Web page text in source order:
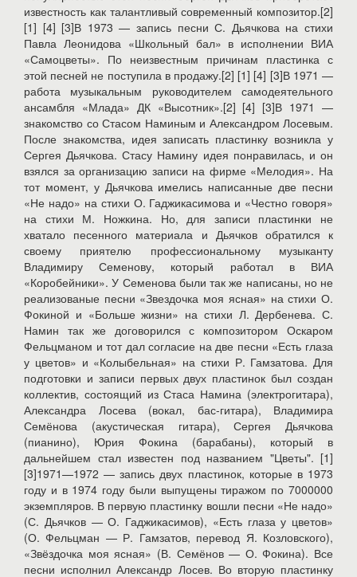
известность как талантливый современный композитор.[2]
[1] [4] [3]В 1973 — запись песни С. Дьячкова на стихи
Павла Леонидова «Школьный бал» в исполнении ВИА
«Самоцветы». По неизвестным причинам пластинка с
этой песней не поступила в продажу.[2] [1] [4] [3]В 1971 —
работа музыкальным руководителем самодеятельного
ансамбля «Млада» ДК «Высотник».[2] [4] [3]В 1971 —
знакомство со Стасом Наминым и Александром Лосевым.
После знакомства, идея записать пластинку возникла у
Сергея Дьячкова. Стасу Намину идея понравилась, и он
взялся за организацию записи на фирме «Мелодия». На
тот момент, у Дьячкова имелись написанные две песни
«Не надо» на стихи О. Гаджикасимова и «Честно говоря»
на стихи М. Ножкина. Но, для записи пластинки не
хватало песенного материала и Дьячков обратился к
своему приятелю профессиональному музыканту
Владимиру Семенову, который работал в ВИА
«Коробейники». У Семенова были так же написаны, но не
реализованые песни «Звездочка моя ясная» на стихи О.
Фокиной и «Больше жизни» на стихи Л. Дербенева. С.
Намин так же договорился с композитором Оскаром
Фельцманом и тот дал согласие на две песни «Есть глаза
у цветов» и «Колыбельная» на стихи Р. Гамзатова. Для
подготовки и записи первых двух пластинок был создан
коллектив, состоящий из Стаса Намина (электрогитара),
Александра Лосева (вокал, бас-гитара), Владимира
Семёнова (акустическая гитара), Сергея Дьячкова
(пианино), Юрия Фокина (барабаны), который в
дальнейшем стал известен под названием "Цветы". [1]
[3]1971—1972 — запись двух пластинок, которые в 1973
году и в 1974 году были выпущены тиражом по 7000000
экземпляров. В первую пластинку вошли песни «Не надо»
(С. Дьячков — О. Гаджикасимов), «Есть глаза у цветов»
(О. Фельцман — Р. Гамзатов, перевод Я. Козловского),
«Звёздочка моя ясная» (В. Семёнов — О. Фокина). Все
песни исполнил Александр Лосев. Во вторую пластинку